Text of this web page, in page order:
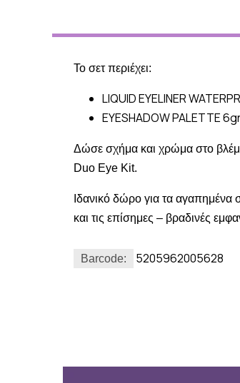
Το σετ περιέχει:
LIQUID EYELINER
EYESHADOW PALETTE
Δώσε σχήμα και χρώμα στο
Duo Eye Kit.
Ιδανικό δώρο για τα
και τις επίσημες – βραδινές
Barcode: 5205962005628